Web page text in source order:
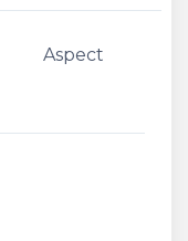
Aspect